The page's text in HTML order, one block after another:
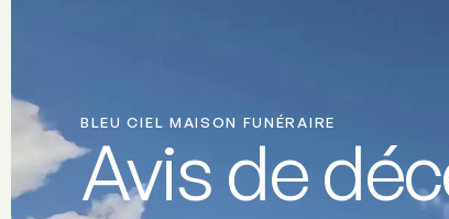
BLEU CIEL MAISON FUNÉRAIRE
Avis de